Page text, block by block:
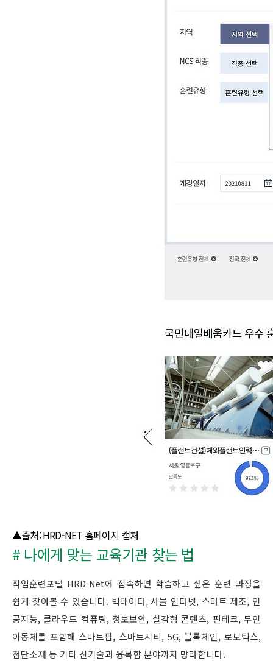
▲출처: HRD-NET 홈페이지 캡처
# 나에게 맞는 교육기관 찾는 법
직업훈련포털 HRD-Net에 접속하면 학습하고 싶은 훈련 과정을
쉽게 찾아볼 수 있습니다. 빅데이터, 사물 인터넷, 스마트 제조, 인
공지능, 클라우드 컴퓨팅, 정보보안, 실감형 콘텐츠, 핀테크, 무인
이동체를 포함해 스마트팜, 스마트시티, 5G, 블록체인, 로보틱스,
첨단소재 등 기타 신기술과 융복합 분야까지 망라합니다.